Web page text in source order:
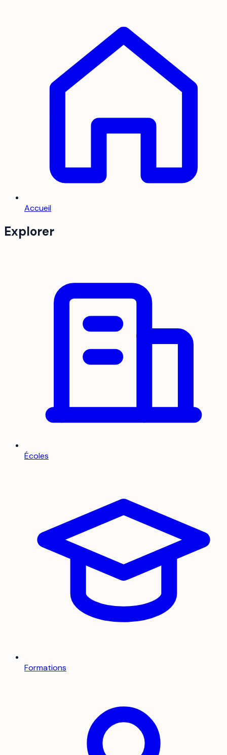
Accueil
Explorer
Écoles
Formations